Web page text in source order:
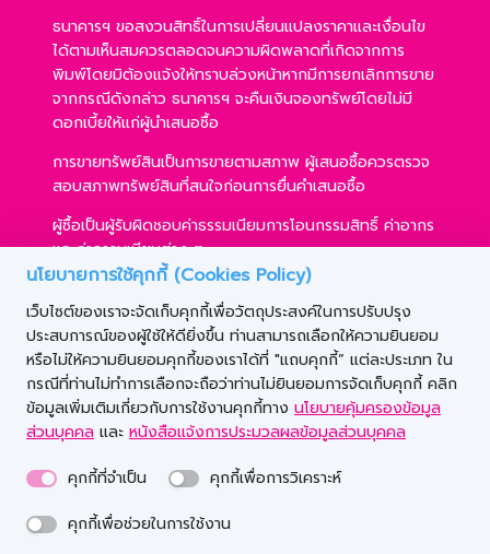
นโยบายการใช้คุกกี้ (Cookies Policy)
เว็บไซต์ของเราจะจัดเก็บคุกกี้เพื่อวัตถุประสงค์ในการปรับปรุง
ประสบการณ์ของผู้ใช้ให้ดียิ่งขึ้น ท่านสามารถเลือกให้ความยินยอม
หรือไม่ให้ความยินยอมคุกกี้ของเราได้ที่ "แถบคุกกี้” แต่ละประเภท ใน
กรณีที่ท่านไม่ทำการเลือกจะถือว่าท่านไม่ยินยอมการจัดเก็บคุกกี้ คลิก
ข้อมูลเพิ่มเติมเกี่ยวกับการใช้งานคุกกี้ทาง นโยบายคุ้มครองข้อมูล
ส่วนบุคคล และ หนังสือแจ้งการประมวลผลข้อมูลส่วนบุคคล
คุกกี้ที่จำเป็น
คุกกี้เพื่อการวิเคราะห์
คุกกี้เพื่อช่วยในการใช้งาน
ธนาคารฯ ขอสงวนสิทธิ์ในการเปลี่ยนแปลงราคาและเงื่อนไข
ได้ตามเห็นสมควรตลอดจนความผิดพลาดที่เกิดจากการ
พิมพ์โดยมิต้องแจ้งให้ทราบล่วงหน้าหากมีการยกเลิกการขาย
จากกรณีดังกล่าว ธนาคารฯ จะคืนเงินจองทรัพย์โดยไม่มี
ดอกเบี้ยให้แก่ผู้นำเสนอซื้อ
การขายทรัพย์สินเป็นการขายตามสภาพ ผู้เสนอซื้อควรตรวจ
สอบสภาพทรัพย์สินที่สนใจก่อนการยื่นคำเสนอซื้อ
ผู้ซื้อเป็นผู้รับผิดชอบค่าธรรมเนียมการโอนกรรมสิทธิ์ ค่าอากร
และค่าธรรมเนียมต่าง ๆ
ผู้ซื้อสามารถขอสินเชื่อได้ตามหลักเกณฑ์ของธนาคารฯ และ
การเสนอซื้อไม่เป็นเงื่อนไขในการพิจารณาอนุมัติสินเชื่อ
ธนาคารฯ ขอสงวนสิทธิ์ที่จะขายทรัพย์สินให้กับผู้เสนอซื้อราย
ใดก็ได้ ภายใต้เงื่อนไขตามที่ธนาคารฯ เห็นชอบ
© Copyright 2020 Government Savings Bank. All
rights reserved.